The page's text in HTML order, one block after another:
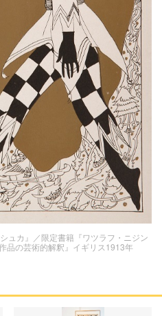
ュカ』／限定書籍『ワツラフ・ニジン
品の芸術的解釈』イギリス1913年